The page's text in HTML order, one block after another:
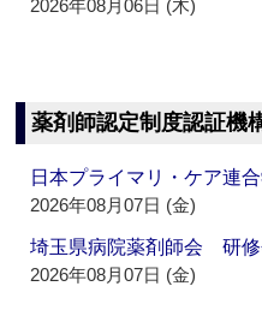
2026年08月06日 (木)
薬剤師認定制度認証機
日本プライマリ・ケア
2026年08月07日 (金)
埼玉県病院薬剤師会 研
2026年08月07日 (金)